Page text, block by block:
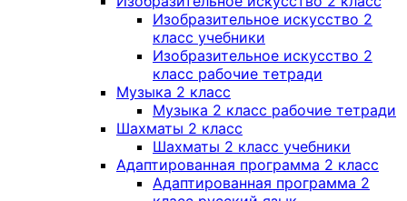
Изобразительное искусство 2
класс учебники
Изобразительное искусство 2
класс рабочие тетради
Музыка 2 класс
Музыка 2 класс рабочие тетради
Шахматы 2 класс
Шахматы 2 класс учебники
Адаптированная программа 2 класс
Адаптированная программа 2